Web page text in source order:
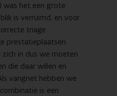
was het een grote
is verruimd, en voor
triage
prestatieplaatsen
in dus we moeten
die daar willen en
vangnet hebben we
is een